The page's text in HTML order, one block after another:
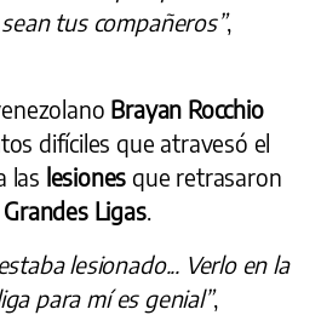
tus compañeros”,
Brayan Rocchio
difíciles que atravesó el
las lesiones que retrasaron
Grandes Ligas.
lesionado... Verlo en la
para mí es genial”,